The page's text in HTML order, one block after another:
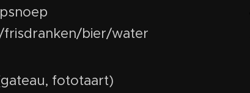
frisdranken/bier/water
fototaart)